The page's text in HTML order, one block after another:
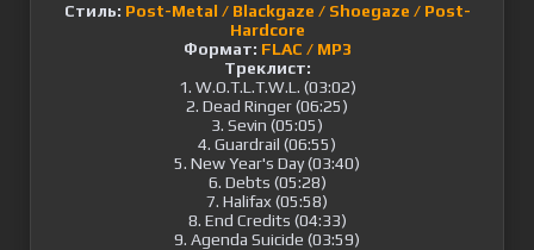
Стиль: Post-Metal / Blackgaze / Shoegaze / Post-
Hardcore
Формат: FLAC / MP3
Треклист:
1. W.O.T.L.T.W.L. (03:02)
2. Dead Ringer (06:25)
3. Sevin (05:05)
4. Guardrail (06:55)
5. New Year's Day (03:40)
6. Debts (05:28)
7. Halifax (05:58)
8. End Credits (04:33)
9. Agenda Suicide (03:59)